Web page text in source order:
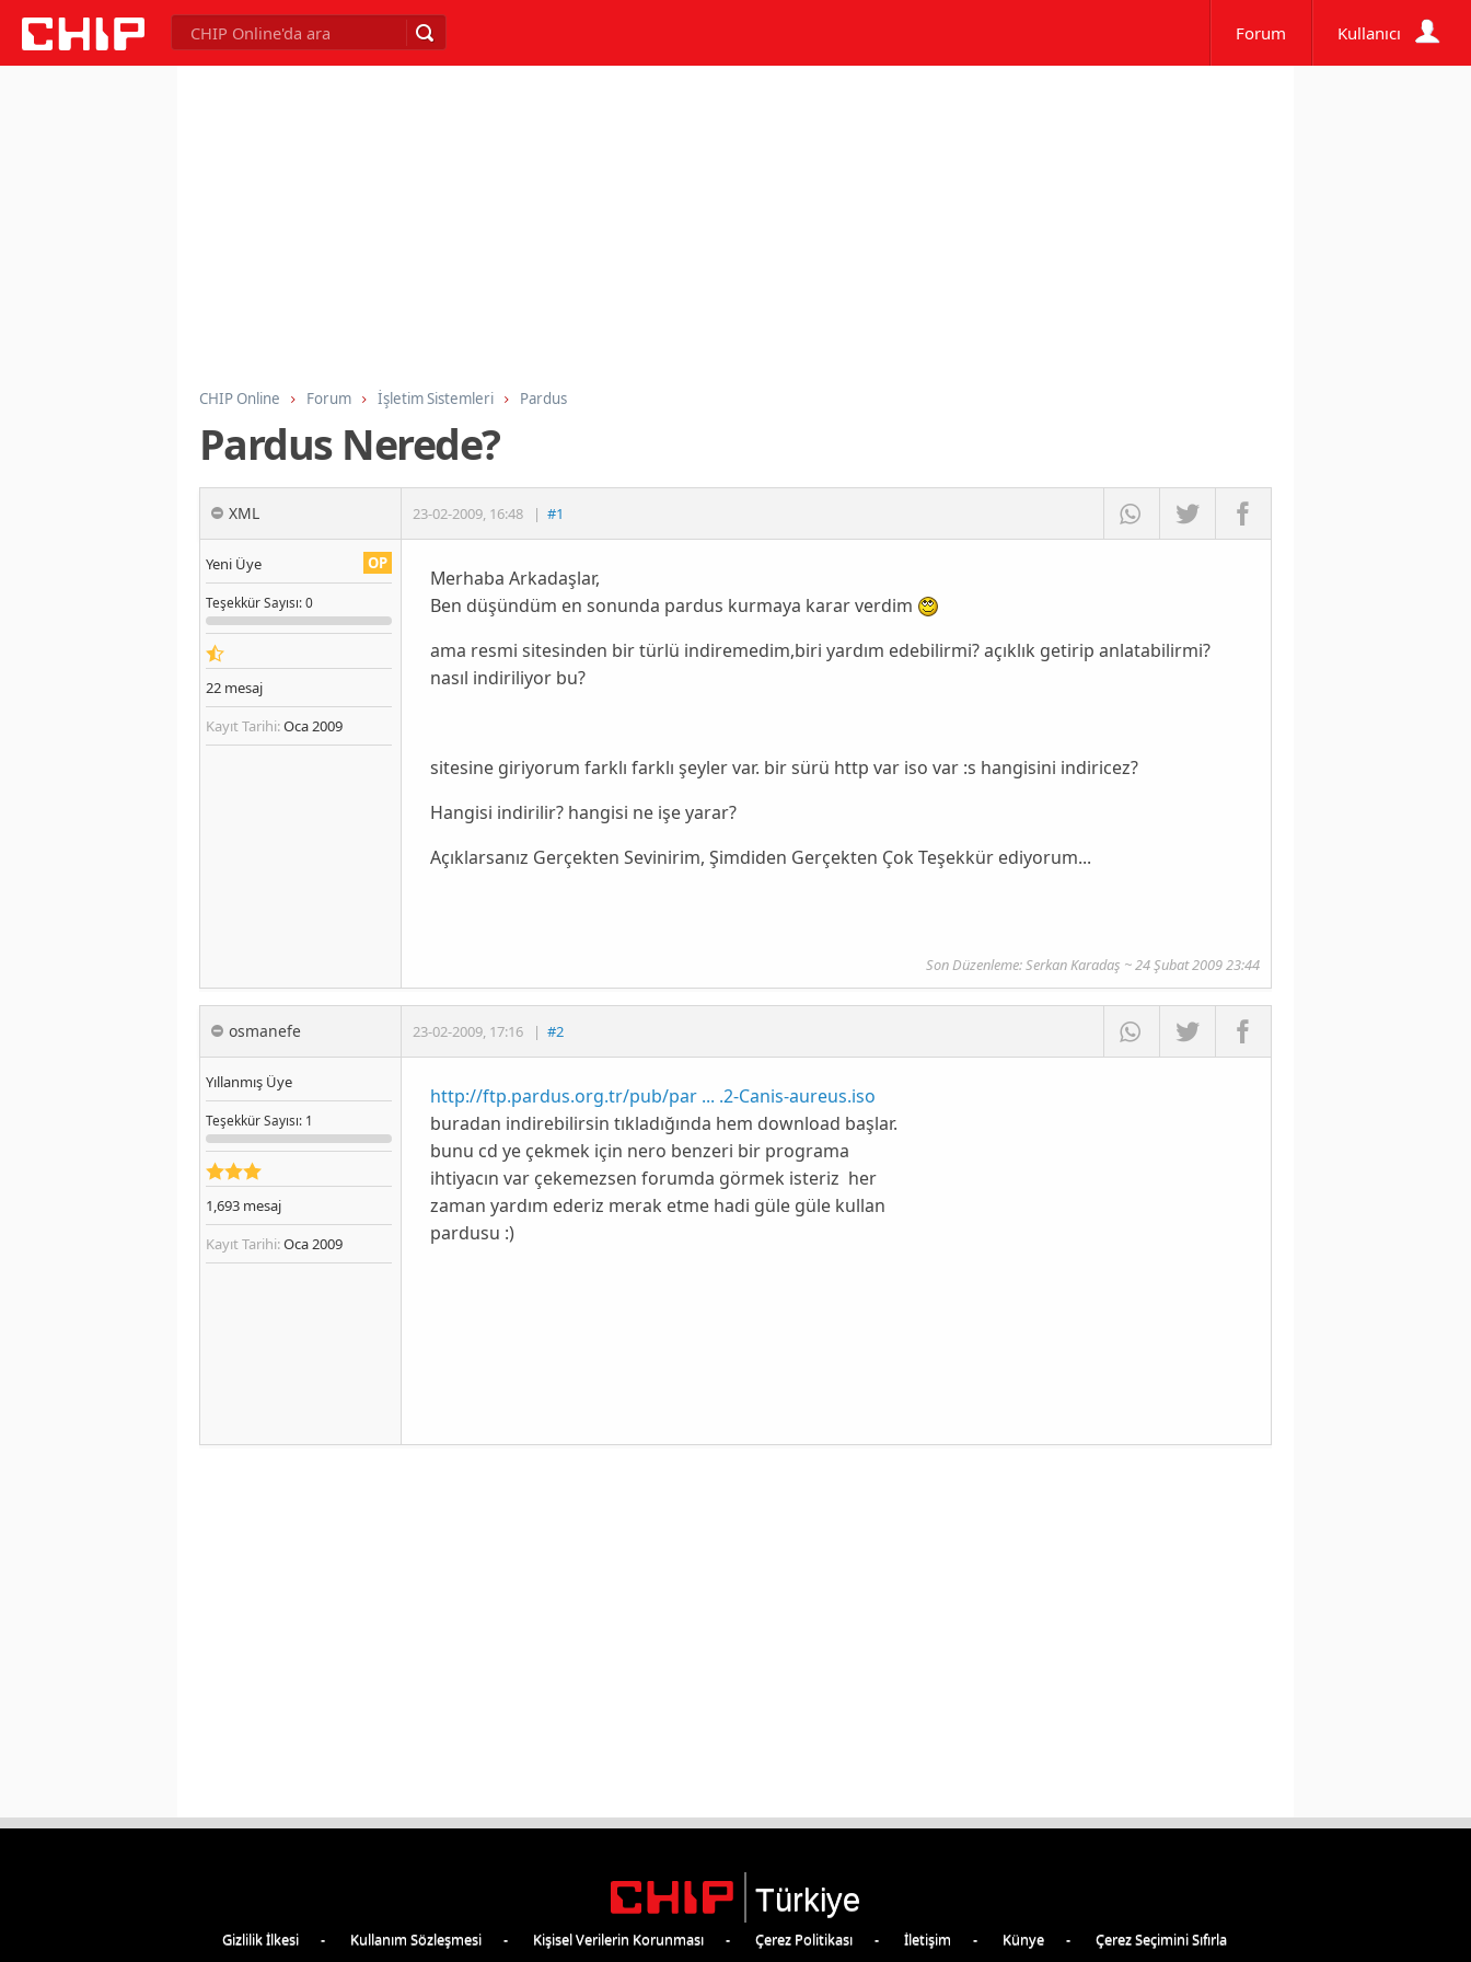
Forum Kullanıcı
CHIP Online Forum İşletim Sistemleri Pardus
Pardus Nerede?
XML 23-02-2009, 16:48 | #1
OP
Yeni Üye
TeşekkürSayısı: 0
22 mesaj
Kayıt Tarihi:Oca 2009
Merhaba Arkadaşlar,
Ben düşündüm en sonunda pardus kurmaya karar verdim
ama resmi sitesinden bir türlü indiremedim,biri yardım edebilirmi? açıklık getirip anlatabilirmi?
nasıl indiriliyor bu?
sitesine giriyorum farklı farklı şeyler var. bir sürü http var iso var :s hangisini indiricez?
Hangisi indirilir? hangisi ne işe yarar?
Açıklarsanız Gerçekten Sevinirim, Şimdiden Gerçekten Çok Teşekkür ediyorum...
Son Düzenleme: Serkan Karadaş ~ 24 Şubat 2009 23:44
osmanefe 23-02-2009, 17:16 | #2
Yıllanmış Üye
TeşekkürSayısı: 1
1,693 mesaj
Kayıt Tarihi:Oca 2009
http://ftp.pardus.org.tr/pub/par ... .2-Canis-aureus.iso
buradan indirebilirsin tıkladığında hem download başlar.
bunu cd ye çekmek için nero benzeri bir programa
ihtiyacın var çekemezsen forumda görmek isteriz her
zaman yardım ederiz merak etme hadi güle güle kullan
pardusu :)
Türkiye
Gizlilik İlkesi Kullanım Sözleşmesi Kişisel Verilerin Korunması Çerez Politikası İletişim Künye Çerez Seçimini Sıfırla